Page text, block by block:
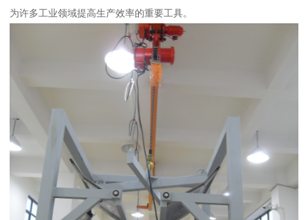
为许多工业领域提高生产效率的重要工具。